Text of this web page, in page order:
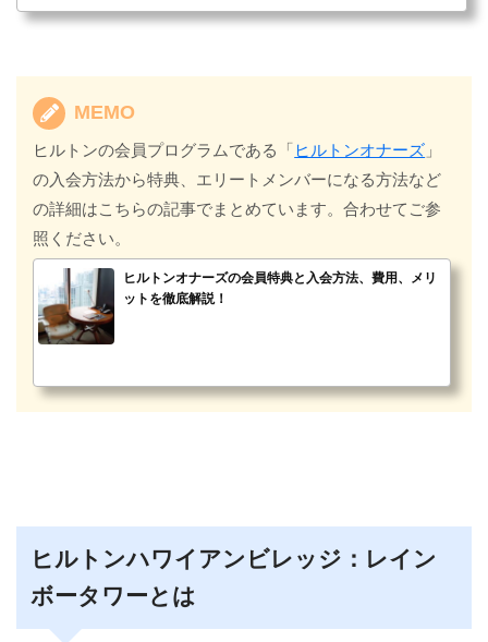
MEMO
ヒルトンの会員プログラムである「 ヒルトンオナーズ 」
の入会方法から特典、エリートメンバーになる方法など
の詳細はこちらの記事でまとめています。合わせてご参
照ください。
ヒルトンオナーズの会員特典と入会方法、費用、メリ
ットを徹底解説！
ヒルトンハワイアンビレッジ：レイン
ボータワーとは